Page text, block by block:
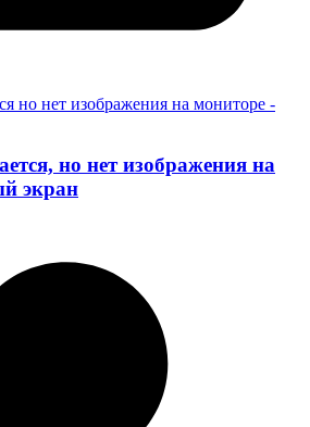
но нет изображения на
экран